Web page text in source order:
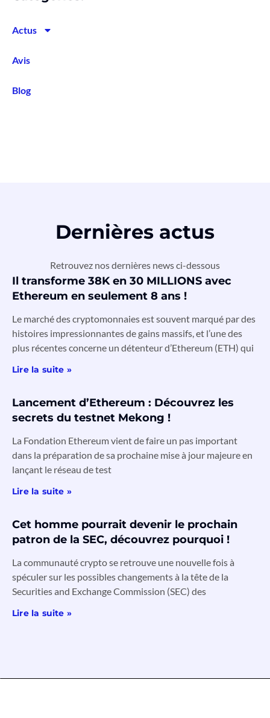
Actus
Avis
Blog
Dernières actus
Retrouvez nos dernières news ci-dessous
Il transforme 38K en 30 MILLIONS avec
Ethereum en seulement 8 ans !
Le marché des cryptomonnaies est souvent marqué par des
histoires impressionnantes de gains massifs, et l’une des
plus récentes concerne un détenteur d’Ethereum (ETH) qui
Lire la suite »
Lancement d’Ethereum : Découvrez les
secrets du testnet Mekong !
La Fondation Ethereum vient de faire un pas important
dans la préparation de sa prochaine mise à jour majeure en
lançant le réseau de test
Lire la suite »
Cet homme pourrait devenir le prochain
patron de la SEC, découvrez pourquoi !
La communauté crypto se retrouve une nouvelle fois à
spéculer sur les possibles changements à la tête de la
Securities and Exchange Commission (SEC) des
Lire la suite »